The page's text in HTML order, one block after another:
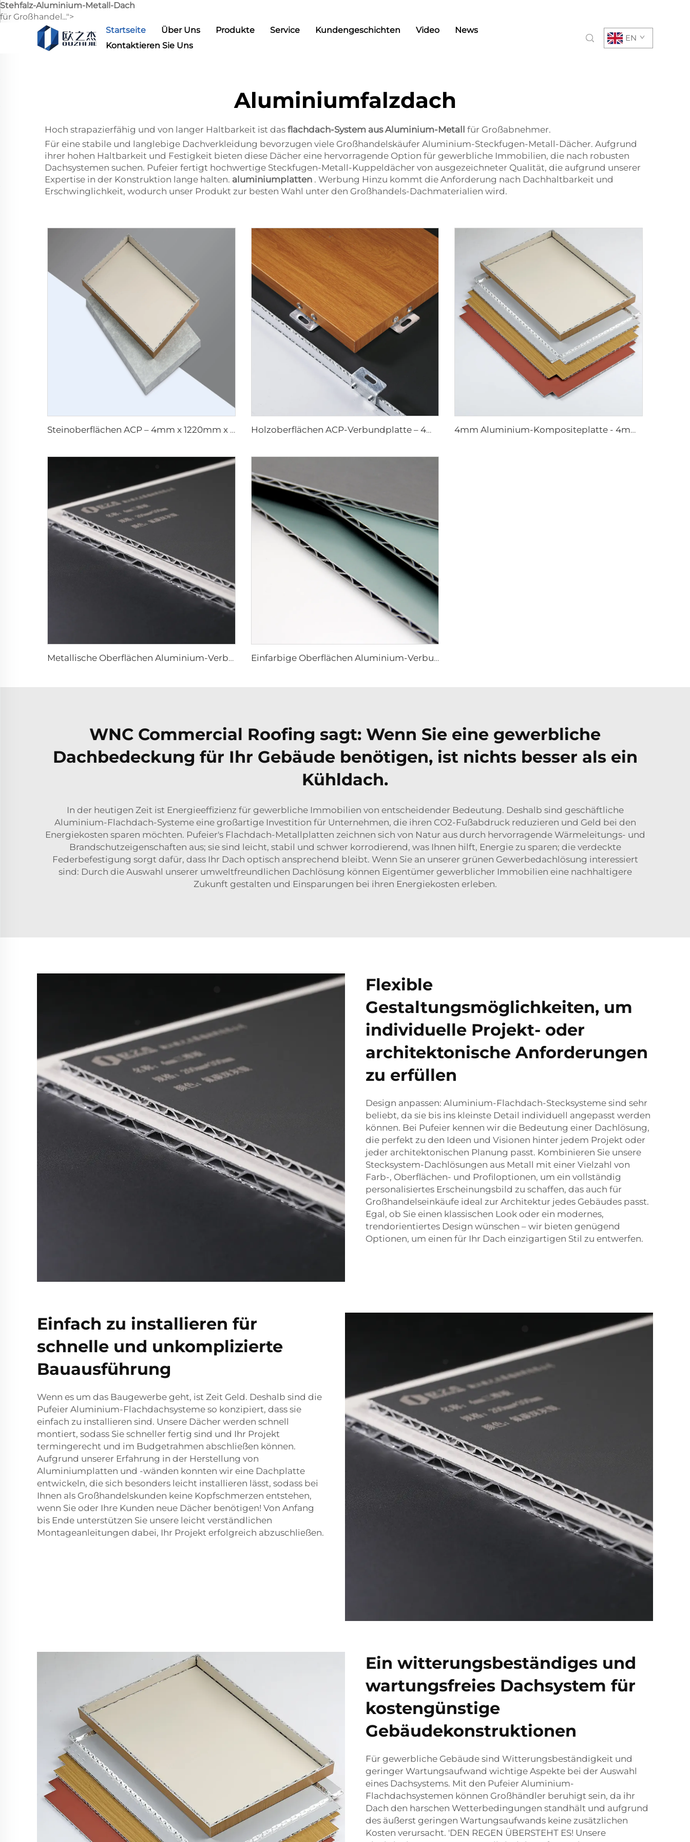
Stehfalz-Aluminium-Metall-Dach
für Großhandel...">
Startseite
Über Uns Produkte Service Kundengeschichten Video
News
Kontaktieren Sie Uns
EN
Aluminiumfalzdach
Hoch strapazierfähig und von langer Haltbarkeit ist das flachdach-System aus Aluminium-Metall für Großabnehmer.
Für eine stabile und langlebige Dachverkleidung bevorzugen viele Großhandelskäufer Aluminium-Steckfugen-Metall-Dächer. Aufgrund
ihrer hohen Haltbarkeit und Festigkeit bieten diese Dächer eine hervorragende Option für gewerbliche Immobilien, die nach robusten
Dachsystemen suchen. Pufeier fertigt hochwertige Steckfugen-Metall-Kuppeldächer von ausgezeichneter Qualität, die aufgrund unserer
Expertise in der Konstruktion lange halten. aluminiumplatten . Werbung Hinzu kommt die Anforderung nach Dachhaltbarkeit und
Erschwinglichkeit, wodurch unser Produkt zur besten Wahl unter den Großhandels-Dachmaterialien wird.
Steinoberflächen ACP – 4mm x 1220mm x 2440mm Holzoberflächen ACP-Verbundplatte – 4mm x 1220mm x 2440mm 4mm Aluminium-Kompositeplatte - 4mm 1220mm x 2440mm (122cm x 244cm)
Metallische Oberflächen Aluminium-Verbundplatte – 0,4 cm x 122 cm x 244 cm Einfarbige Oberflächen Aluminium-Verbundplatte – 4mm x 1220mm x 2440mm
WNC Commercial Roofing sagt: Wenn Sie eine gewerbliche
Dachbedeckung für Ihr Gebäude benötigen, ist nichts besser als ein
Kühldach.
In der heutigen Zeit ist Energieeffizienz für gewerbliche Immobilien von entscheidender Bedeutung. Deshalb sind geschäftliche
Aluminium-Flachdach-Systeme eine großartige Investition für Unternehmen, die ihren CO2-Fußabdruck reduzieren und Geld bei den
Energiekosten sparen möchten. Pufeier's Flachdach-Metallplatten zeichnen sich von Natur aus durch hervorragende Wärmeleitungs- und
Brandschutzeigenschaften aus; sie sind leicht, stabil und schwer korrodierend, was Ihnen hilft, Energie zu sparen; die verdeckte
Federbefestigung sorgt dafür, dass Ihr Dach optisch ansprechend bleibt. Wenn Sie an unserer grünen Gewerbedachlösung interessiert
sind: Durch die Auswahl unserer umweltfreundlichen Dachlösung können Eigentümer gewerblicher Immobilien eine nachhaltigere
Zukunft gestalten und Einsparungen bei ihren Energiekosten erleben.
Flexible
Gestaltungsmöglichkeiten, um
individuelle Projekt- oder
architektonische Anforderungen
zu erfüllen
Design anpassen: Aluminium-Flachdach-Stecksysteme sind sehr
beliebt, da sie bis ins kleinste Detail individuell angepasst werden
können. Bei Pufeier kennen wir die Bedeutung einer Dachlösung,
die perfekt zu den Ideen und Visionen hinter jedem Projekt oder
jeder architektonischen Planung passt. Kombinieren Sie unsere
Stecksystem-Dachlösungen aus Metall mit einer Vielzahl von
Farb-, Oberflächen- und Profiloptionen, um ein vollständig
personalisiertes Erscheinungsbild zu schaffen, das auch für
Großhandelseinkäufe ideal zur Architektur jedes Gebäudes passt.
Egal, ob Sie einen klassischen Look oder ein modernes,
trendorientiertes Design wünschen – wir bieten genügend
Optionen, um einen für Ihr Dach einzigartigen Stil zu entwerfen.
Einfach zu installieren für
schnelle und unkomplizierte
Bauausführung
Wenn es um das Baugewerbe geht, ist Zeit Geld. Deshalb sind die
Pufeier Aluminium-Flachdachsysteme so konzipiert, dass sie
einfach zu installieren sind. Unsere Dächer werden schnell
montiert, sodass Sie schneller fertig sind und Ihr Projekt
termingerecht und im Budgetrahmen abschließen können.
Aufgrund unserer Erfahrung in der Herstellung von
Aluminiumplatten und -wänden konnten wir eine Dachplatte
entwickeln, die sich besonders leicht installieren lässt, sodass bei
Ihnen als Großhandelskunden keine Kopfschmerzen entstehen,
wenn Sie oder Ihre Kunden neue Dächer benötigen! Von Anfang
bis Ende unterstützen Sie unsere leicht verständlichen
Montageanleitungen dabei, Ihr Projekt erfolgreich abzuschließen.
Ein witterungsbeständiges und
wartungsfreies Dachsystem für
kostengünstige
Gebäudekonstruktionen
Für gewerbliche Gebäude sind Witterungsbeständigkeit und
geringer Wartungsaufwand wichtige Aspekte bei der Auswahl
eines Dachsystems. Mit den Pufeier Aluminium-
Flachdachsystemen können Großhändler beruhigt sein, da ihr
Dach den harschen Wetterbedingungen standhält und aufgrund
des äußerst geringen Wartungsaufwands keine zusätzlichen
Kosten verursacht. 'DEN REGEN ÜBERSTEHT ES! Unsere